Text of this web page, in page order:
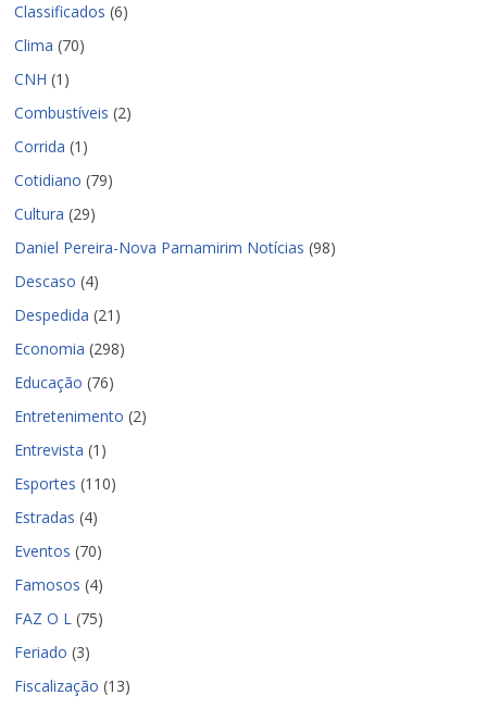
Classificados (6)
Clima (70)
CNH (1)
Combustíveis (2)
Corrida (1)
Cotidiano (79)
Cultura (29)
Daniel Pereira-Nova Parnamirim Notícias (98)
Descaso (4)
Despedida (21)
Economia (298)
Educação (76)
Entretenimento (2)
Entrevista (1)
Esportes (110)
Estradas (4)
Eventos (70)
Famosos (4)
FAZ O L (75)
Feriado (3)
Fiscalização (13)